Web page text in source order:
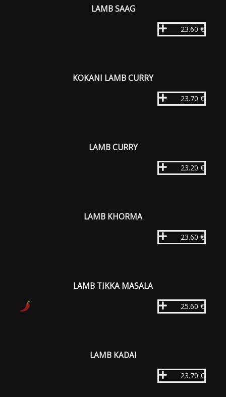
LAMB SAAG
23.60 €
KOKANI LAMB CURRY
23.70 €
LAMB CURRY
23.20 €
LAMB KHORMA
23.60 €
LAMB TIKKA MASALA
25.60 €
LAMB KADAI
23.70 €